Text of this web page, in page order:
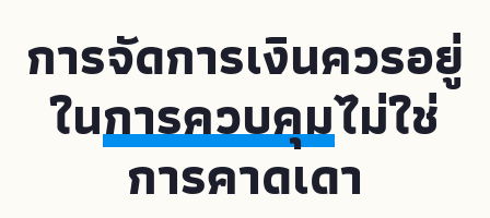
การจัดการเงินควรอยู่
ในการควบคุมไม่ใช่
การคาดเดา